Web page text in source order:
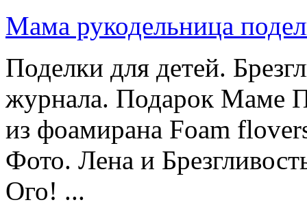
Мама рукодельница
Поделки для детей.
журнала. Подарок Маме
из фоамирана Foam
Фото. Лена и
Ого! ...